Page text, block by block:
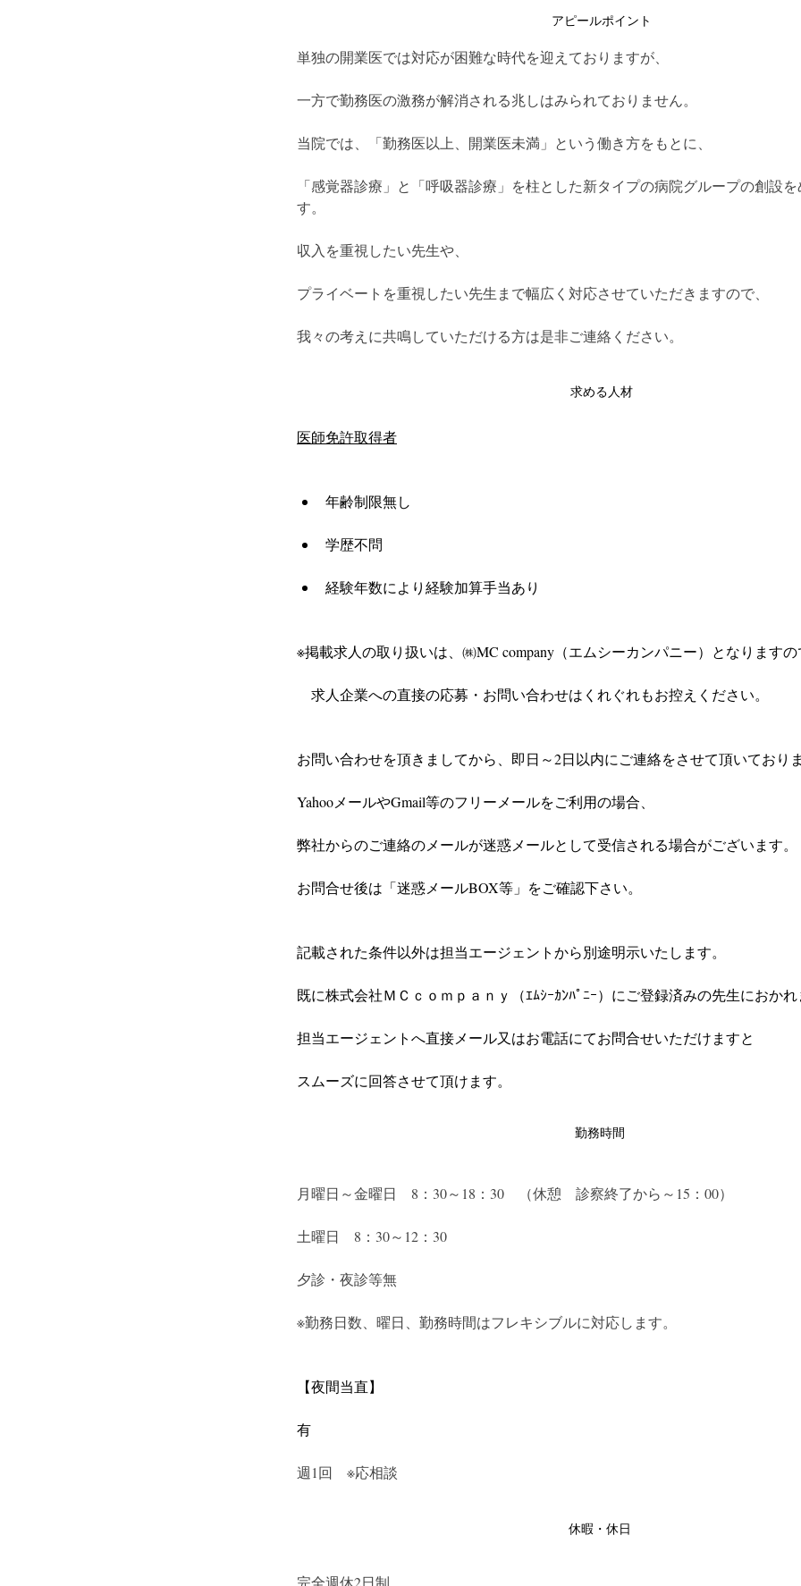
アピールポイント
単独の開業医では対応が困難な時代を迎えておりますが、
一方で勤務医の激務が解消される兆しはみられておりません。
当院では、「勤務医以上、開業医未満」という働き方をもとに、
「感覚器診療」と「呼吸器診療」を柱とした新タイプの病院グループの創設
す。
収入を重視したい先生や、
プライベートを重視したい先生まで幅広く対応させていただきますので、
我々の考えに共鳴していただける方は是非ご連絡ください。
求める人材
医師免許取得者
年齢制限無し
学歴不問
経験年数により経験加算手当あり
※掲載求人の取り扱いは、㈱MC company（エムシーカンパニー）となりますの
求人企業への直接の応募・お問い合わせはくれぐれもお控えください。
お問い合わせを頂きましてから、即日～2日以内にご連絡をさせて頂いておりま
YahooメールやGmail等のフリーメールをご利用の場合、
弊社からのご連絡のメールが迷惑メールとして受信される場合がございます。
お問合せ後は「迷惑メールBOX等」をご確認下さい。
記載された条件以外は担当エージェントから別途明示いたします。
既に株式会社ＭＣｃｏｍｐａｎｙ（ｴﾑｼｰｶﾝﾊﾟﾆｰ）にご登録済みの先生におかれ
担当エージェントへ直接メール又はお電話にてお問合せいただけますと
スムーズに回答させて頂けます。
勤務時間
月曜日～金曜日　8：30～18：30　（休憩　診察終了から～15：00）
土曜日　8：30～12：30
夕診・夜診等無
※勤務日数、曜日、勤務時間はフレキシブルに対応します。
【夜間当直】
有
週1回　※応相談
休暇・休日
完全週休2日制